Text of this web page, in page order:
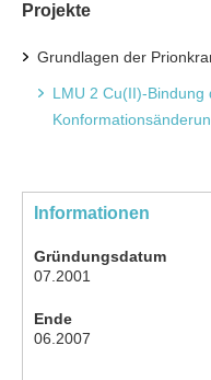
Projekte
Grundlagen der
LMU 2 Cu(II)-Bindung
Informationen
Gründungsdatum
07.2001
Ende
06.2007